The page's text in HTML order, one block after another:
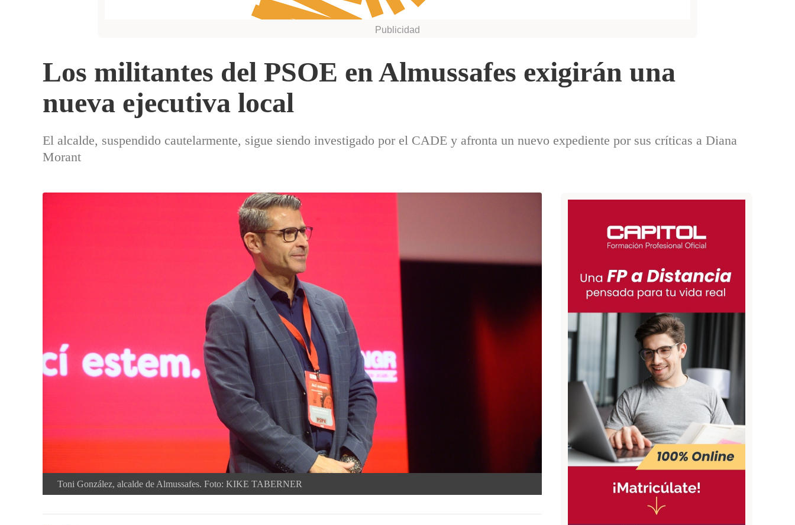
Los militantes del PSOE en Almussafes exigirán una
nueva ejecutiva local
El alcalde, suspendido cautelarmente, sigue siendo investigado por el CADE y afronta un nuevo expediente por sus críticas a Diana
Morant
Toni González, alcalde de Almussafes. Foto: KIKE TABERNER